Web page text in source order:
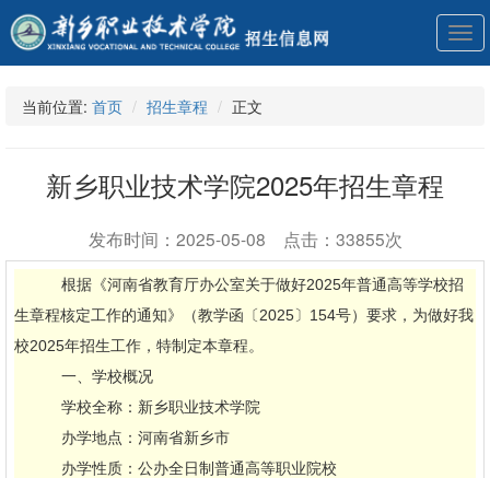
展
开
当前位置: 首页 招生章程 正文
新乡职业技术学院2025年招生章程
发布时间：2025-05-08 点击：33855次
根据《河南省教育厅办公室关于做好2025年普通高等学校招
生章程核定工作的通知》（教学函〔2025〕154号）要求，为做好我
校2025年招生工作，特制定本章程。
一、学校概况
学校全称：新乡职业技术学院
办学地点：河南省新乡市
办学性质：公办全日制普通高等职业院校